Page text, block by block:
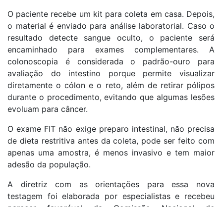
O paciente recebe um kit para coleta em casa. Depois,
o material é enviado para análise laboratorial. Caso o
resultado detecte sangue oculto, o paciente será
encaminhado para exames complementares. A
colonoscopia é considerada o padrão-ouro para
avaliação do intestino porque permite visualizar
diretamente o cólon e o reto, além de retirar pólipos
durante o procedimento, evitando que algumas lesões
evoluam para câncer.
O exame FIT não exige preparo intestinal, não precisa
de dieta restritiva antes da coleta, pode ser feito com
apenas uma amostra, é menos invasivo e tem maior
adesão da população.
A diretriz com as orientações para essa nova
testagem foi elaborada por especialistas e recebeu